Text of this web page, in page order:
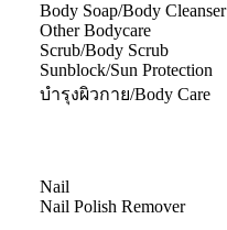
Body Soap/Body Cleanser
Other Bodycare
Scrub/Body Scrub
Sunblock/Sun Protection
บำรุงผิวกาย/Body Care
Nail
Nail Polish Remover